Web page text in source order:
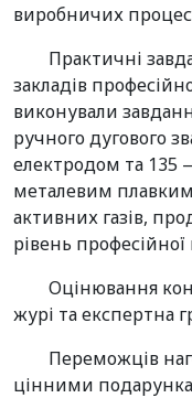
виробничих
Практичні
закладів
виконували
ручного дугового
електродом та 135
металевим
активних газів,
рівень
Оцінювання
журі та експертна
Переможців
цінними